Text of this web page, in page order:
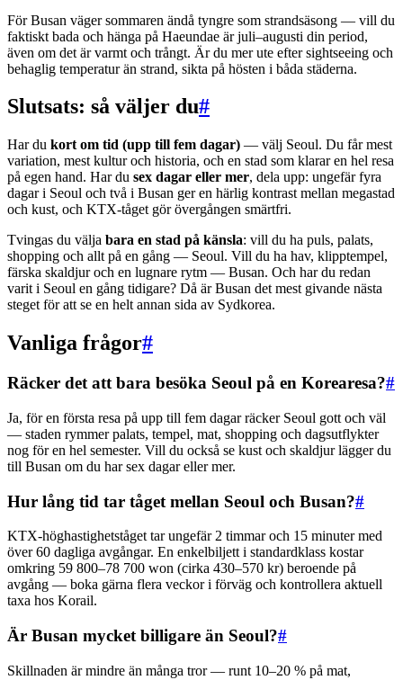
För Busan väger sommaren ändå tyngre som strandsäsong — vill du
faktiskt bada och hänga på Haeundae är juli–augusti din period,
även om det är varmt och trångt. Är du mer ute efter sightseeing och
behaglig temperatur än strand, sikta på hösten i båda städerna.
Slutsats: så väljer du#
Har du kort om tid (upp till fem dagar) — välj Seoul. Du får mest
variation, mest kultur och historia, och en stad som klarar en hel resa
på egen hand. Har du sex dagar eller mer, dela upp: ungefär fyra
dagar i Seoul och två i Busan ger en härlig kontrast mellan megastad
och kust, och KTX-tåget gör övergången smärtfri.
Tvingas du välja bara en stad på känsla: vill du ha puls, palats,
shopping och allt på en gång — Seoul. Vill du ha hav, klipptempel,
färska skaldjur och en lugnare rytm — Busan. Och har du redan
varit i Seoul en gång tidigare? Då är Busan det mest givande nästa
steget för att se en helt annan sida av Sydkorea.
Vanliga frågor#
Räcker det att bara besöka Seoul på en Korearesa?#
Ja, för en första resa på upp till fem dagar räcker Seoul gott och väl
— staden rymmer palats, tempel, mat, shopping och dagsutflykter
nog för en hel semester. Vill du också se kust och skaldjur lägger du
till Busan om du har sex dagar eller mer.
Hur lång tid tar tåget mellan Seoul och Busan?#
KTX-höghastighetståget tar ungefär 2 timmar och 15 minuter med
över 60 dagliga avgångar. En enkelbiljett i standardklass kostar
omkring 59 800–78 700 won (cirka 430–570 kr) beroende på
avgång — boka gärna flera veckor i förväg och kontrollera aktuell
taxa hos Korail.
Är Busan mycket billigare än Seoul?#
Skillnaden är mindre än många tror — runt 10–20 % på mat,